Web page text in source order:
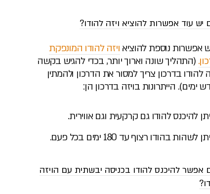
יש עוד אפשרות להוציא ויזה להודו?
אפשרות נוספת להוציא ויזה להודו המונפקת
(התהליך שונה וארוך יותר, בכדי להגיש בקשה
להודו בדרכון צריך למסור את הדרכון ולהמתין
ימים). הייתרונות בויזה בדרכון הן:
להיכנס להודו גם קרקעית וגם אווירית.
לשהות בהודו רצוף עד 180 ימים בכל פעם.
אפשר להיכנס להודו בכניסה יבשתית עם הויזה